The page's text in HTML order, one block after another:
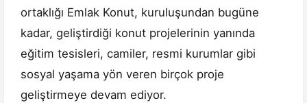
ortaklığı Emlak Konut, kuruluşundan bugüne
kadar, geliştirdiği konut projelerinin yanında
eğitim tesisleri, camiler, resmi kurumlar gibi
sosyal yaşama yön veren birçok proje
geliştirmeye devam ediyor.